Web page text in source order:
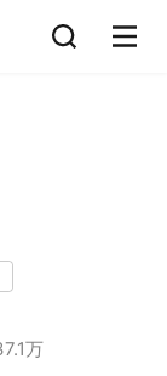
万